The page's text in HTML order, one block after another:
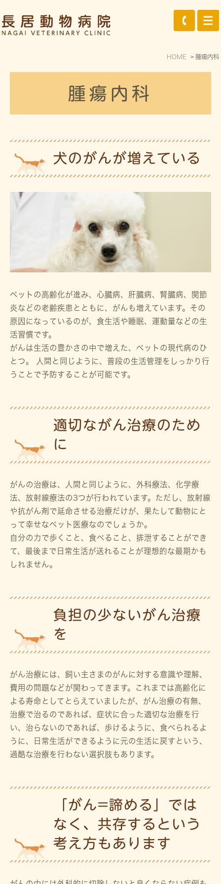
HOME 腫瘍内科
腫瘍内科
犬のがんが増えている
ペットの高齢化が進み、心臓病、肝臓病、腎臓病、関節
炎などの老齢疾患とともに、がんも増えています。その
原因になっているのが、食生活や睡眠、運動量などの生
活習慣です。
がんは生活の豊かさの中で増えた、ペットの現代病のひ
とつ。 人間と同じように、普段の生活管理をしっかり行
うことで予防することが可能です。
適切ながん治療のため
に
がんの治療は、人間と同じように、外科療法、化学療
法、放射線療法の3つが行われています。ただし、放射線
や抗がん剤で延命させる治療だけが、果たして動物にと
って幸せなペット医療なのでしょうか。
自分の力で歩くこと、食べること、排泄することができ
て、最後まで日常生活が送れることが理想的な最期かも
しれません。
負担の少ないがん治療
を
がん治療には、飼い主さまのがんに対する意識や理解、
費用の問題などが関わってきます。これまでは高齢化に
よる寿命としてとらえていましたが、がん治療の有無、
治療で治るのであれば、症状に合った適切な治療を行
い、治らないのであれば、歩けるように、食べられるよ
うに、日常生活ができるように元の生活に戻すという、
過酷な治療を行わない選択肢もあります。
「がん=諦める」では
なく、共存するという
考え方もあります